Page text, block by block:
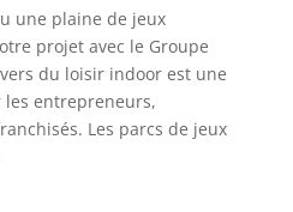
une plaine de jeux
projet avec le Groupe
du loisir indoor est une
entrepreneurs,
Les parcs de jeux